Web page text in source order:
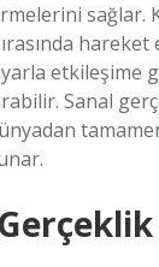
sağlar.
hareket
etkileşime
Sanal